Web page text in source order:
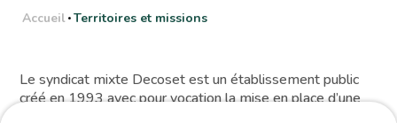
Accueil • Territoires et missions
Lesyndicat mixte Decosetest un établissement public
créé en 1993 avec pour vocation la mise en place d’une